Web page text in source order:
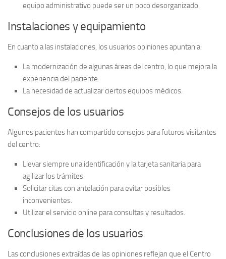
equipo administrativo puede ser un poco desorganizado.
Instalaciones y equipamiento
En cuanto a las instalaciones, los usuarios opiniones apuntan a:
La modernización de algunas áreas del centro, lo que mejora la
experiencia del paciente.
La necesidad de actualizar ciertos equipos médicos.
Consejos de los usuarios
Algunos pacientes han compartido consejos para futuros visitantes
del centro:
Llevar siempre una identificación y la tarjeta sanitaria para
agilizar los trámites.
Solicitar citas con antelación para evitar posibles
inconvenientes.
Utilizar el servicio online para consultas y resultados.
Conclusiones de los usuarios
Las conclusiones extraídas de las opiniones reflejan que el Centro